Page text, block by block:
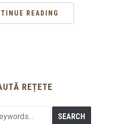
READING
REȚETE